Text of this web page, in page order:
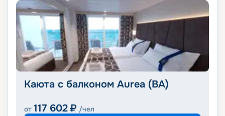
Каюта с балконом Aurea (BA)
от 117 602 ₽ /чел